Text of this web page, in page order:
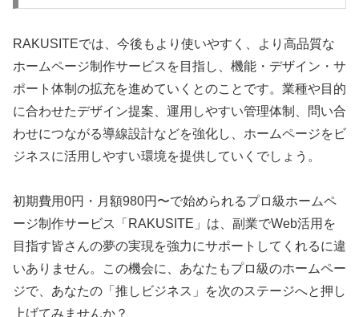
RAKUSITEでは、今後もより使いやすく、より高品質な
ホームページ制作サービスを目指し、機能・デザイン・サ
ポート体制の拡充を進めていくとのことです。業種や目的
に合わせたデザイン提案、運用しやすい管理体制、問い合
わせにつながる導線設計などを強化し、ホームページをビ
ジネスに活用しやすい環境を提供していくでしょう。
初期費用0円・月額980円〜で始められるプロ級ホームペ
ージ制作サービス「RAKUSITE」は、副業でWeb活用を
目指す皆さんの夢の実現を強力にサポートしてくれるに違
いありません。この機会に、あなたもプロ級のホームペー
ジで、あなたの「推しビジネス」を次のステージへと押し
上げてみませんか？